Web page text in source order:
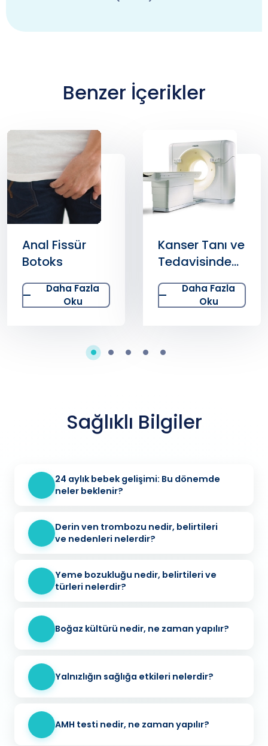
Benzer İçerikler
Kanser Tanı ve
Kullanılan
Medikal
Teknolojiler –
Bilgisayarlı
Tomografi
Daha Fazla
Oku
Karaciğer
Daha
Oku
Sağlıklı Bilgiler
24 aylık bebek gelişimi: Bu dönemde
neler beklenir?
Derin ven trombozu nedir, belirtileri
ve nedenleri nelerdir?
Yeme bozukluğu nedir, belirtileri ve
türleri nelerdir?
Boğaz kültürü nedir, ne zaman yapılır?
Yalnızlığın sağlığa etkileri nelerdir?
AMH testi nedir, ne zaman yapılır?